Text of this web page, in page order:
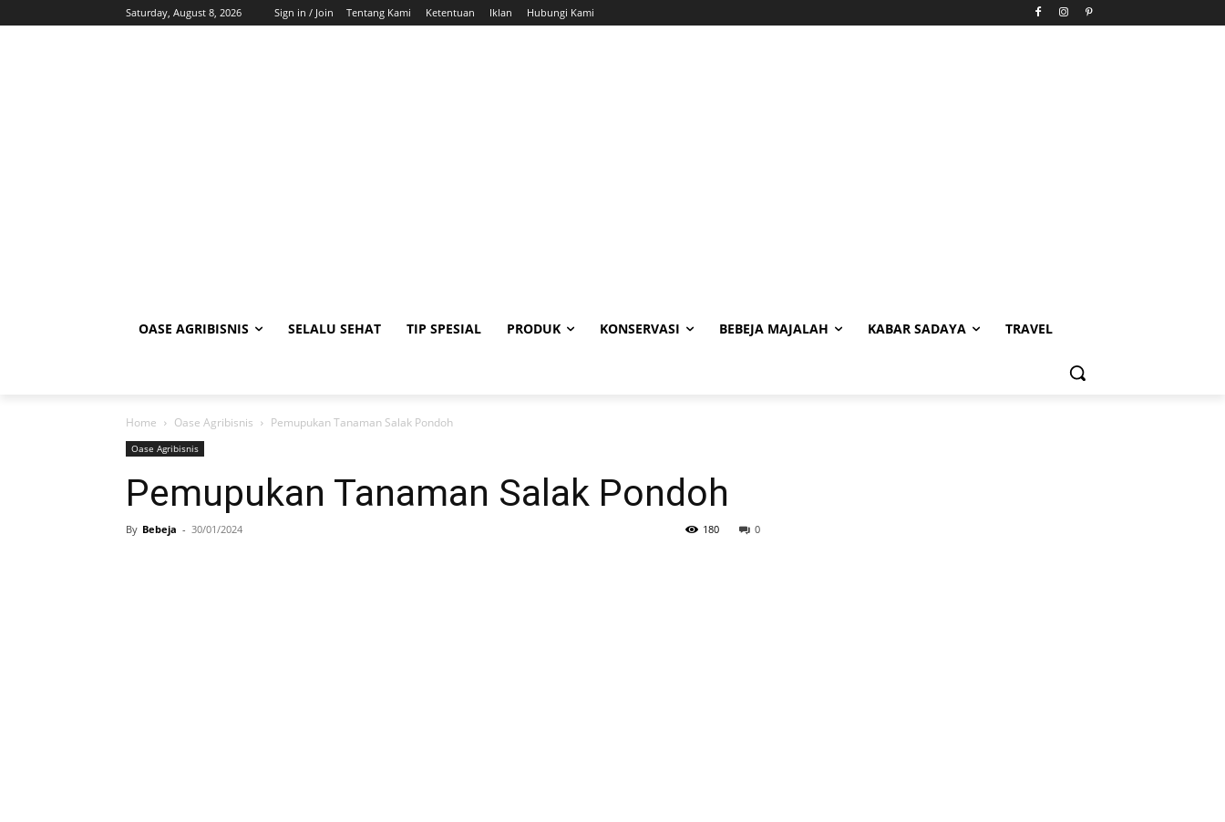
Saturday, August 8, 2026 Sign in / Join Tentang Kami Ketentuan Iklan Hubungi Kami
OASE AGRIBISNIS SELALU SEHAT TIP SPESIAL PRODUK KONSERVASI BEBEJA MAJALAH KABAR SADAYA TRAVEL
Home Oase Agribisnis Pemupukan Tanaman Salak Pondoh
Oase Agribisnis
Pemupukan Tanaman Salak Pondoh
By Bebeja - 30/01/2024 0
180